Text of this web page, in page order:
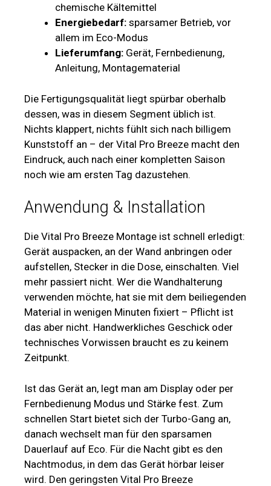
chemische Kältemittel
Energiebedarf: sparsamer Betrieb, vor
allem im Eco-Modus
Lieferumfang: Gerät, Fernbedienung,
Anleitung, Montagematerial
Die Fertigungsqualität liegt spürbar oberhalb
dessen, was in diesem Segment üblich ist.
Nichts klappert, nichts fühlt sich nach billigem
Kunststoff an – der Vital Pro Breeze macht den
Eindruck, auch nach einer kompletten Saison
noch wie am ersten Tag dazustehen.
Anwendung & Installation
Die Vital Pro Breeze Montage ist schnell erledigt:
Gerät auspacken, an der Wand anbringen oder
aufstellen, Stecker in die Dose, einschalten. Viel
mehr passiert nicht. Wer die Wandhalterung
verwenden möchte, hat sie mit dem beiliegenden
Material in wenigen Minuten fixiert – Pflicht ist
das aber nicht. Handwerkliches Geschick oder
technisches Vorwissen braucht es zu keinem
Zeitpunkt.
Ist das Gerät an, legt man am Display oder per
Fernbedienung Modus und Stärke fest. Zum
schnellen Start bietet sich der Turbo-Gang an,
danach wechselt man für den sparsamen
Dauerlauf auf Eco. Für die Nacht gibt es den
Nachtmodus, in dem das Gerät hörbar leiser
wird. Den geringsten Vital Pro Breeze